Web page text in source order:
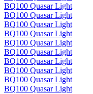
BQ100 Quasar Light
BQ100 Quasar Light
BQ100 Quasar Light
BQ100 Quasar Light
BQ100 Quasar Light
BQ100 Quasar Light
BQ100 Quasar Light
BQ100 Quasar Light
BQ100 Quasar Light
BQ100 Quasar Light